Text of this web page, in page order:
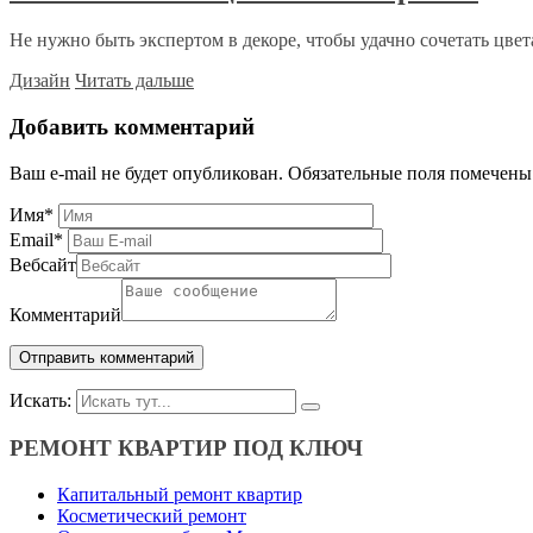
Не нужно быть экспертом в декоре, чтобы удачно сочетать
Дизайн Читать дальше
Добавить комментарий
Ваш e-mail не будет опубликован. Обязательные поля помечены
Имя*
Email*
Вебсайт
Комментарий
Искать:
РЕМОНТ КВАРТИР ПОД КЛЮЧ
Капитальный ремонт квартир
Косметический ремонт